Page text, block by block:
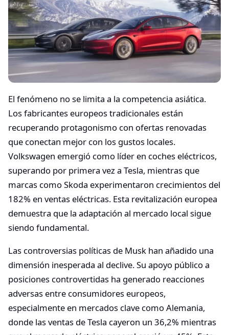
El fenómeno no se limita a la competencia asiática.
Los fabricantes europeos tradicionales están
recuperando protagonismo con ofertas renovadas
que conectan mejor con los gustos locales.
Volkswagen emergió como líder en coches eléctricos,
superando por primera vez a Tesla, mientras que
marcas como Skoda experimentaron crecimientos del
182% en ventas eléctricas. Esta revitalización europea
demuestra que la adaptación al mercado local sigue
siendo fundamental.
Las controversias políticas de Musk han añadido una
dimensión inesperada al declive. Su apoyo público a
posiciones controvertidas ha generado reacciones
adversas entre consumidores europeos,
especialmente en mercados clave como Alemania,
donde las ventas de Tesla cayeron un 36,2% mientras